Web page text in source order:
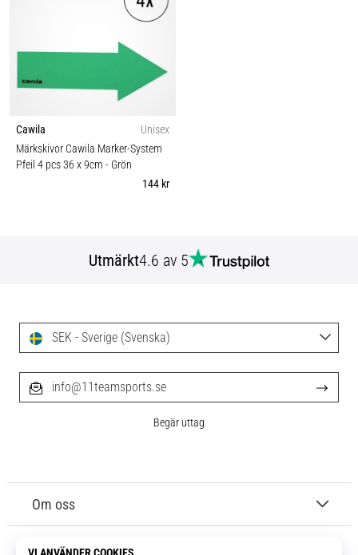
Cawila
Unisex
Märkskivor Cawila Marker-System
Pfeil 4 pcs 36 x 9cm - Grön
144 kr
Utmärkt4.6 av 5
Om oss
Kundtjänst
SEK - Sverige (Svenska)
info@11teamsports.se
Begär uttag